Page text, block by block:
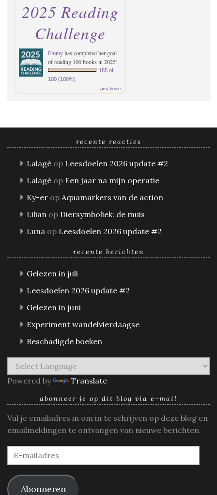
2025 Reading
Challenge
Emmyhas completed her goal
of reading 100 books in 2025!
185 of
100 (100%)
view books
recente reacties
Lalagè op Leesdoelen 2026 update #2
Lalagè op Een jaar na mijn operatie
Ky-er op Aquamarkers van de action
Lilian op Diersymboliek: de muis
Luna op Leesdoelen 2026 update #2
recente berichten
Gelezen in juli
Leesdoelen 2026 update #2
Gelezen in juni
Experiment wandelvierdaagse
Beschadigde boeken
Powered by Translate
abonneer je op dit blog via e-mail
Vul je emailadres in om in te schrijven op deze blog en
emailmeldingen te ontvangen van nieuwe berichten.
E-
mailadres
Abonneren